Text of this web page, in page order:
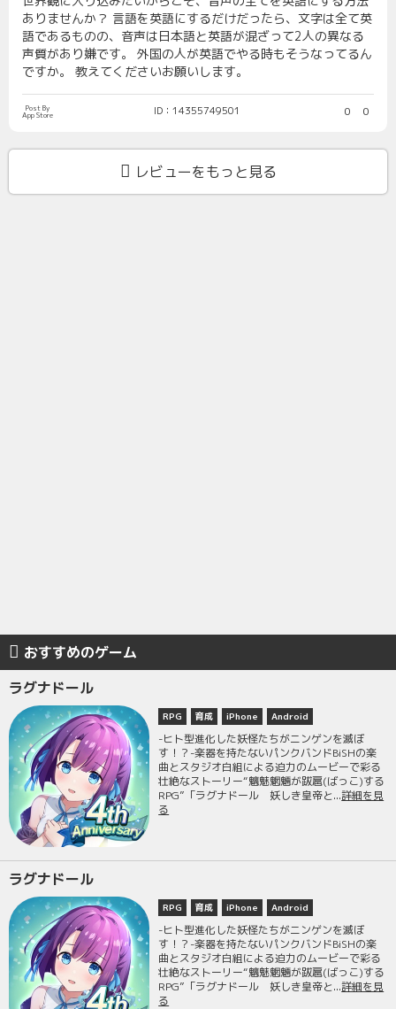
ありませんか？ 言語を英語にするだけだったら、文字は全て英
語であるものの、音声は日本語と英語が混ざって2人の異なる
声質があり嫌です。 外国の人が英語でやる時もそうなってるん
ですか。 教えてくださいお願いします。
Post By
App Store ID：14355749501 0 0
レビューをもっと見る
おすすめのゲーム
ラグナドール
RPG 育成 iPhone Android
-ヒト型進化した妖怪たちがニンゲンを滅ぼ
す！？-楽器を持たないパンクバンドBiSHの楽
曲とスタジオ白組による迫力のムービーで彩る
壮絶なストーリー“魑魅魍魎が跋扈(ばっこ)する
RPG”「ラグナドール 妖しき皇帝と...詳細を見
る
ラグナドール
RPG 育成 iPhone Android
-ヒト型進化した妖怪たちがニンゲンを滅ぼ
す！？-楽器を持たないパンクバンドBiSHの楽
曲とスタジオ白組による迫力のムービーで彩る
壮絶なストーリー“魑魅魍魎が跋扈(ばっこ)する
RPG”「ラグナドール 妖しき皇帝と...詳細を見
る